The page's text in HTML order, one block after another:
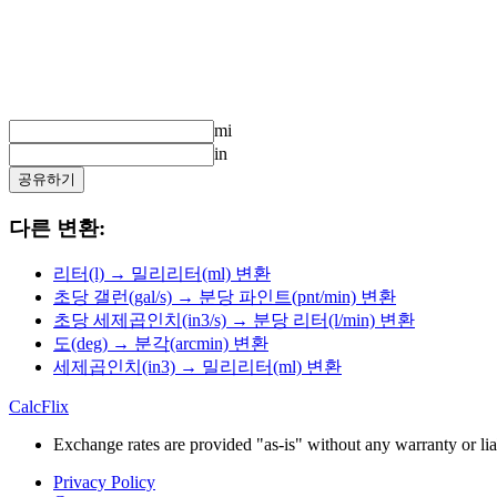
mi
in
공유하기
다른 변환:
리터(l) → 밀리리터(ml) 변환
초당 갤런(gal/s) → 분당 파인트(pnt/min) 변환
초당 세제곱인치(in3/s) → 분당 리터(l/min) 변환
도(deg) → 분각(arcmin) 변환
세제곱인치(in3) → 밀리리터(ml) 변환
CalcFlix
Exchange rates are provided "as-is" without any warranty or
Privacy Policy